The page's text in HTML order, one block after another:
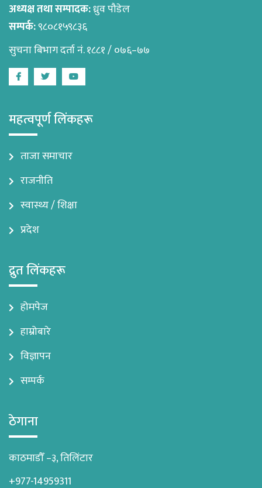
अध्यक्ष तथा सम्पादक:ध्रुव पौडेल
सम्पर्क:९८०८१५९८३६
सुचना बिभाग दर्ता नं. १८८१ / ०७६–७७
FacebookTwitterYoutube
महत्वपूर्ण लिंकहरू
ताजा समाचार
राजनीति
स्वास्थ्य / शिक्षा
प्रदेश
द्रुत लिंकहरू
होमपेज
हाम्रोबारे
विज्ञापन
सम्पर्क
ठेगाना
काठमाडौँ –३, तिलिंटार
+977-14959311